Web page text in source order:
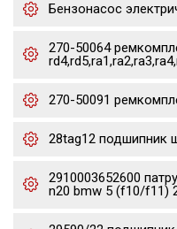
Бензонасос
270-50064
270-50091
28tag12 подшипник
2910003652600
n20 bmw 5 (f10/f11)